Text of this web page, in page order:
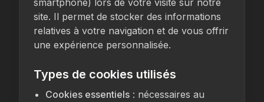
smartphone) lors de votre visite sur notre
site. Il permet de stocker des informations
relatives à votre navigation et de vous offrir
une expérience personnalisée.
Types de cookies utilisés
Cookies essentiels : nécessaires au